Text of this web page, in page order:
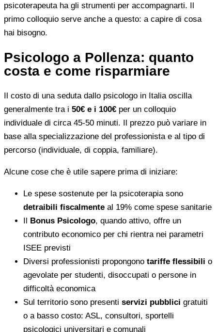
psicoterapeuta ha gli strumenti per accompagnarti. Il
primo colloquio serve anche a questo: a capire di cosa
hai bisogno.
Psicologo a Pollenza: quanto
costa e come risparmiare
Il costo di una seduta dallo psicologo in Italia oscilla
generalmente tra i 50€ e i 100€ per un colloquio
individuale di circa 45-50 minuti. Il prezzo può variare in
base alla specializzazione del professionista e al tipo di
percorso (individuale, di coppia, familiare).
Alcune cose che è utile sapere prima di iniziare:
Le spese sostenute per la psicoterapia sono
detraibili fiscalmente al 19% come spese sanitarie
Il Bonus Psicologo, quando attivo, offre un
contributo economico per chi rientra nei parametri
ISEE previsti
Diversi professionisti propongono tariffe flessibili o
agevolate per studenti, disoccupati o persone in
difficoltà economica
Sul territorio sono presenti servizi pubblici gratuiti
o a basso costo: ASL, consultori, sportelli
psicologici universitari e comunali